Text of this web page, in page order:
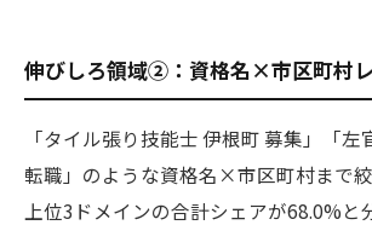
伸びしろ領域②：資格名×市区町村
「タイル張り技能士 伊根町 募集」「左
転職」のような資格名×市区町村まで絞
上位3ドメインの合計シェアが68.0%と